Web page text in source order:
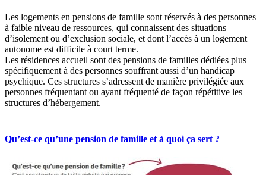
Les logements en pensions de famille sont réservés à des personnes
à faible niveau de ressources, qui connaissent des situations
d’isolement ou d’exclusion sociale, et dont l’accès à un logement
autonome est difficile à court terme.
Les résidences accueil sont des pensions de familles dédiées plus
spécifiquement à des personnes souffrant aussi d’un handicap
psychique. Ces structures s’adressent de manière privilégiée aux
personnes fréquentant ou ayant fréquenté de façon répétitive les
structures d’hébergement.
Qu’est-ce qu’une pension de famille et à quoi ça sert ?